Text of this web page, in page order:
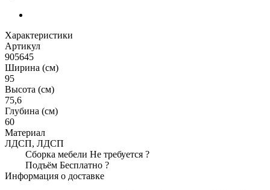
Характеристики
Артикул
905645
Ширина (см)
95
Высота (см)
75,6
Глубина (см)
60
Материал
ЛДСП, ЛДСП
Сборка мебели Не требуется ?
Подъём Бесплатно ?
Информация о доставке